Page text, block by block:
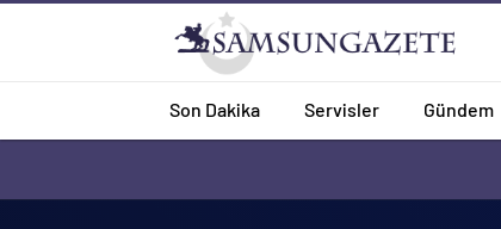
Son Dakika Servisler Gündem